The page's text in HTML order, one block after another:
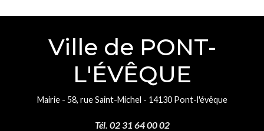
Ville de PONT-
L'ÉVÊQUE
Mairie - 58, rue Saint-Michel - 14130 Pont-l'évêque
Tél. 02 31 64 00 02